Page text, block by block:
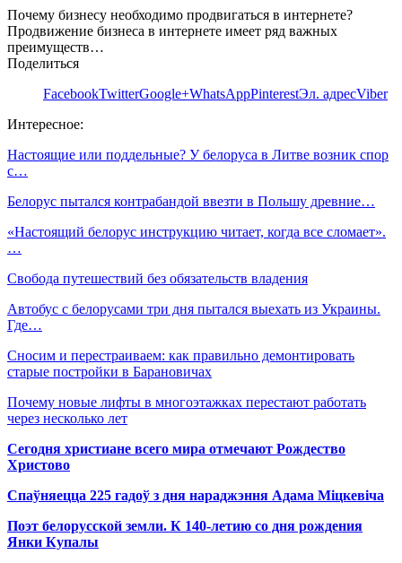
Почему бизнесу необходимо продвигаться в интернете?
Продвижение бизнеса в интернете имеет ряд важных
преимуществ…
Поделиться
FacebookTwitterGoogle+WhatsAppPinterestЭл. адресViber
Интересное:
Настоящие или поддельные? У белоруса в Литве возник спор
с…
Белорус пытался контрабандой ввезти в Польшу древние…
«Настоящий белорус инструкцию читает, когда все сломает».
…
Свобода путешествий без обязательств владения
Автобус с белорусами три дня пытался выехать из Украины.
Где…
Сносим и перестраиваем: как правильно демонтировать
старые постройки в Барановичах
Почему новые лифты в многоэтажках перестают работать
через несколько лет
Сегодня христиане всего мира отмечают Рождество
Христово
Спаўняецца 225 гадоў з дня нараджэння Адама Міцкевіча
Поэт белорусской земли. К 140-летию со дня рождения
Янки Купалы